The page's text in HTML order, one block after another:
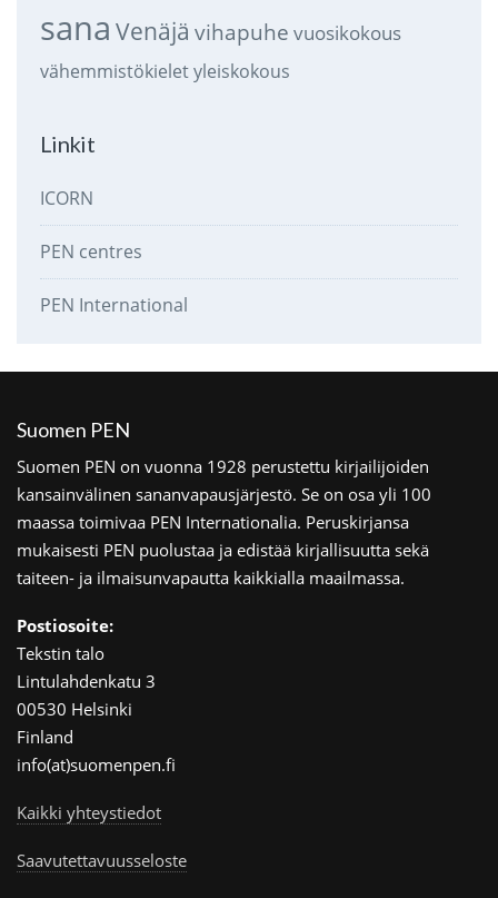
sana Venäjä vihapuhe vuosikokous
vähemmistökieletyleiskokous
Linkit
ICORN
PEN centres
PEN International
Suomen PEN
Suomen PEN on vuonna 1928 perustettu kirjailijoiden
kansainvälinen sananvapausjärjestö. Se on osa yli 100
maassa toimivaa PEN Internationalia. Peruskirjansa
mukaisesti PEN puolustaa ja edistää kirjallisuutta sekä
taiteen- ja ilmaisunvapautta kaikkialla maailmassa.
Postiosoite:
Tekstin talo
Lintulahdenkatu 3
00530 Helsinki
Finland
info(at)suomenpen.fi
Kaikki yhteystiedot
Saavutettavuusseloste